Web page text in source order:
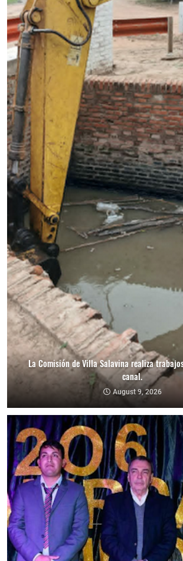
La Comisión de Villa Salavina realiza
canal.
August 9, 2026